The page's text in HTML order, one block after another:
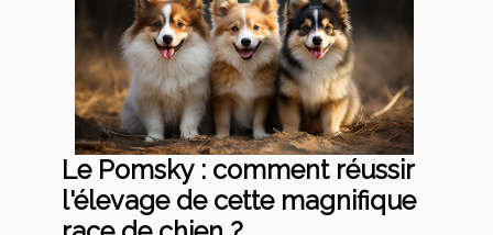
Le Pomsky : comment réussir
l'élevage de cette magnifique